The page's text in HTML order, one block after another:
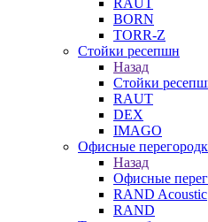
RAUT
BORN
TORR-Z
Стойки ресепшн
Назад
Стойки
RAUT
DEX
IMAGO
Офисные
Назад
Офисные
RAND Acoustic
RAND